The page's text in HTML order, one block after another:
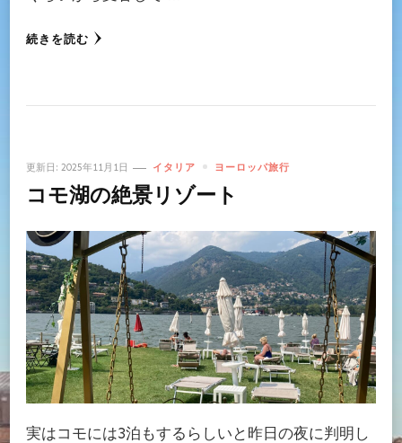
続きを読む
更新日: 2025年11月1日 イタリア ヨーロッパ旅行
コモ湖の絶景リゾート
実はコモには3泊もするらしいと昨日の夜に判明し